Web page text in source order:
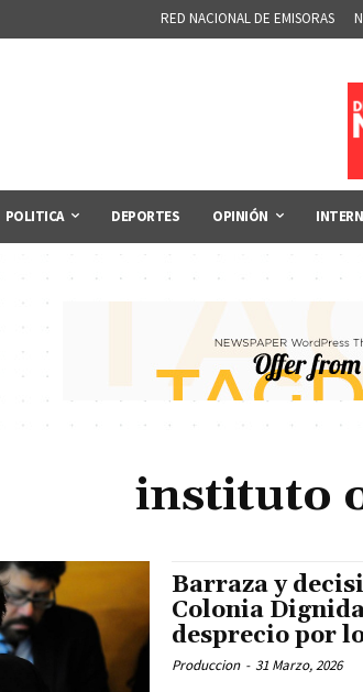
RED NACIONAL DE EMISORAS
POLITICA DEPORTES OPINIÓN
instituto
Barraza y
Colonia
desprecio por
Produccion - 31 Marzo, 2026